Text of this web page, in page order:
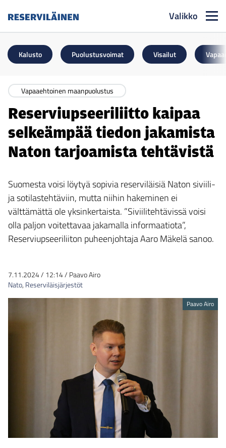
Valikko
Kalusto Puolustusvoimat Visailut
Vapaaehtoinen maanpuolustus
Reserviupseeriliitto kaipaa
selkeämpää tiedon jakamista
Naton tarjoamista tehtävistä
Suomesta voisi löytyä sopivia reserviläisiä Naton siviili-
ja sotilastehtäviin, mutta niihin hakeminen ei
välttämättä ole yksinkertaista. ”Siviilitehtävissä voisi
olla paljon voitettavaa jakamalla informaatiota”,
Reserviupseeriliiton puheenjohtaja Aaro Mäkelä sanoo.
7.11.2024/ 12:14/ Paavo Airo
Nato, Reserviläisjärjestöt
Paavo Airo